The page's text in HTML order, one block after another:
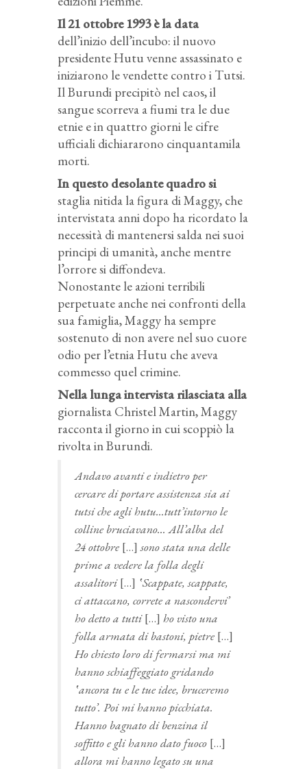
Il 21 ottobre 1993 è la data
dell’inizio dell’incubo: il nuovo
presidente Hutu venne assassinato e
iniziarono le vendette contro i Tutsi.
Il Burundi precipitò nel caos, il
sangue scorreva a fiumi tra le due
etnie e in quattro giorni le cifre
ufficiali dichiararono cinquantamila
morti.
In questo desolante quadro si
staglia nitida la figura di Maggy, che
intervistata anni dopo ha ricordato la
necessità di mantenersi salda nei suoi
principi di umanità, anche mentre
l’orrore si diffondeva.
Nonostante le azioni terribili
perpetuate anche nei confronti della
sua famiglia, Maggy ha sempre
sostenuto di non avere nel suo cuore
odio per l’etnia Hutu che aveva
commesso quel crimine.
Nella lunga intervista rilasciata alla
giornalista Christel Martin, Maggy
racconta il giorno in cui scoppiò la
rivolta in Burundi.
Andavo avanti e indietro per
cercare di portare assistenza sia ai
tutsi che agli hutu…tutt’intorno le
colline bruciavano… All’alba del
24 ottobre […]sono stata una delle
prime a vedere la folla degli
assalitori[…] ‛Scappate, scappate,
ci attaccano, correte a nascondervi’
ho detto a tutti[…] ho visto una
folla armata di bastoni, pietre […]
Ho chiesto loro di fermarsi ma mi
hanno schiaffeggiato gridando
‛ancora tu e le tue idee, bruceremo
tutto’. Poi mi hanno picchiata.
Hanno bagnato di benzina il
soffitto e gli hanno dato fuoco […]
allora mi hanno legato su una